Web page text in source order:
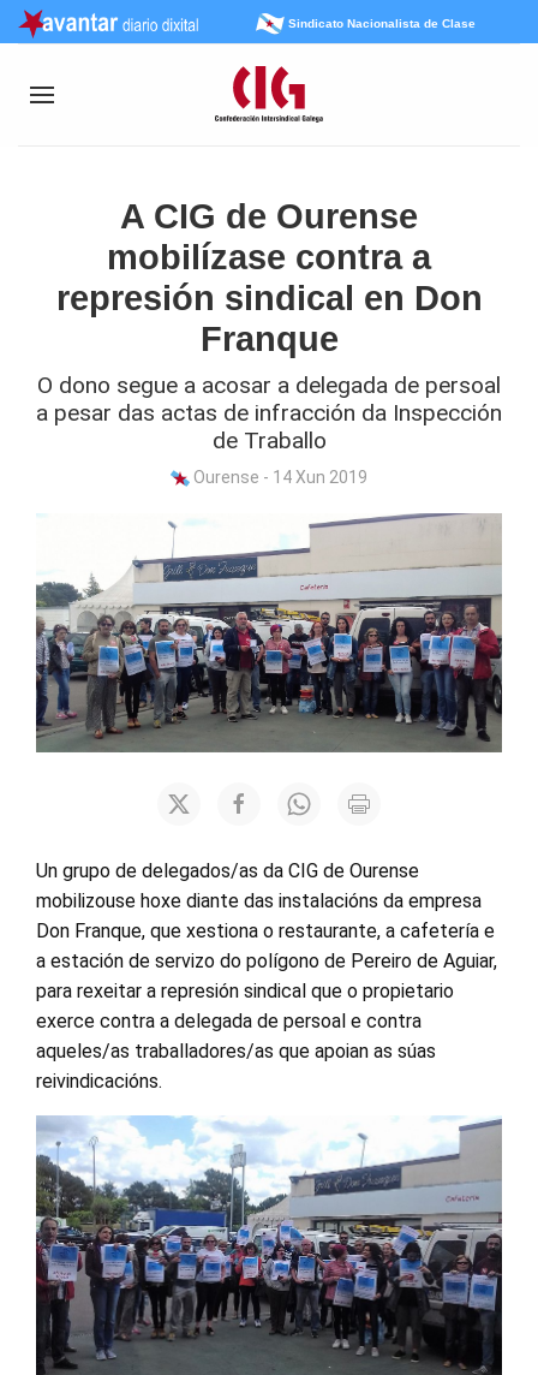
Sindicato Nacionalista de Clase
A CIG de Ourense
mobilízase contra a
represión sindical en Don
Franque
O dono segue a acosar a delegada de persoal
a pesar das actas de infracción da Inspección
de Traballo
Ourense - 14 Xun 2019
Un grupo de delegados/as da CIG de Ourense
mobilizouse hoxe diante das instalacións da empresa
Don Franque, que xestiona o restaurante, a cafetería e
a estación de servizo do polígono de Pereiro de Aguiar,
para rexeitar a represión sindical que o propietario
exerce contra a delegada de persoal e contra
aqueles/as traballadores/as que apoian as súas
reivindicacións.